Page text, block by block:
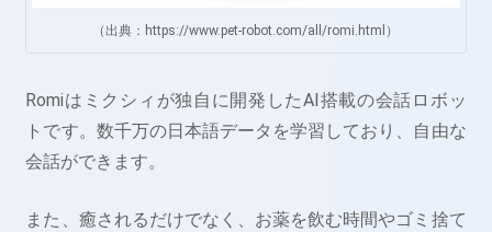
（出典：https://www.pet-robot.com/all/romi.html）
Romiはミクシィが独自に開発したAI搭載の会話ロボッ
トです。数千万の日本語データを学習しており、自由な
会話ができます。
また、癒されるだけでなく、お薬を飲む時間やゴミ捨て